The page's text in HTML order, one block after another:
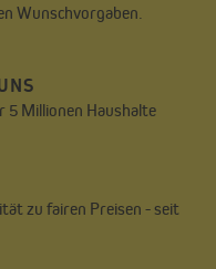
Wunschvorgaben.
5 Millionen Haushalte
zu fairen Preisen - seit